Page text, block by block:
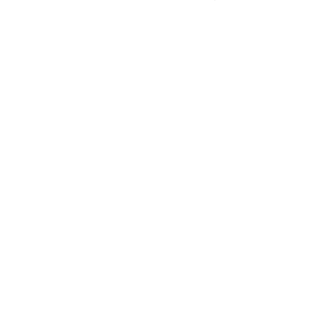
морковь,